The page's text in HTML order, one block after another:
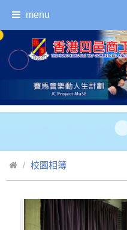
menu
校園相簿